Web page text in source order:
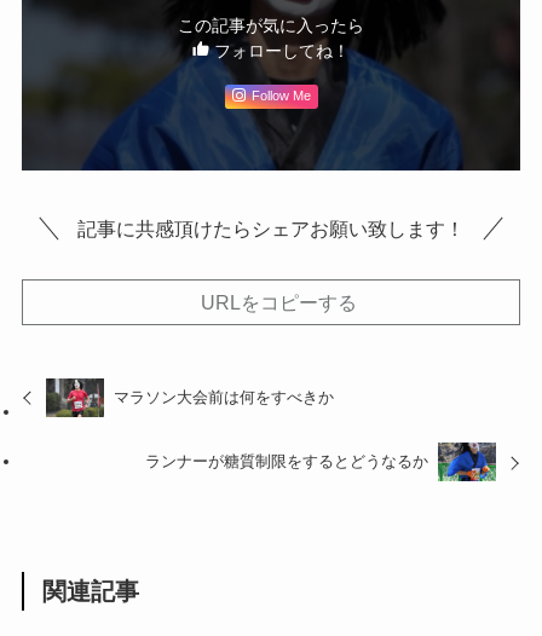
この記事が気に入ったら
フォローしてね！
Follow Me
記事に共感頂けたらシェアお願い致します！
URLをコピーする
マラソン大会前は何をすべきか
ランナーが糖質制限をするとどうなるか
関連記事